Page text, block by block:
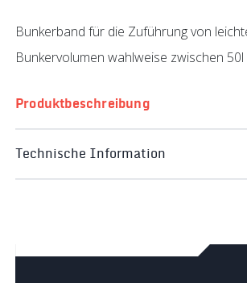
Produktbeschreibung
Technische Information
Bunkerband für die Zuführung von
Bunkervolumen wahlweise zwischen 50l